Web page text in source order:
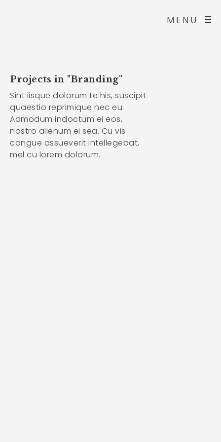
MENU
Projects in "Branding"
Sint iisque dolorum te his, suscipit
quaestio reprimique nec eu.
Admodum indoctum ei eos,
nostro alienum ei sea. Cu vis
congue assueverit intellegebat,
mel cu lorem dolorum.